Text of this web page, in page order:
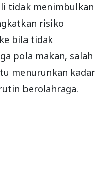
tidak menimbulkan
risiko
bila tidak
pola makan, salah
menurunkan kadar
berolahraga.